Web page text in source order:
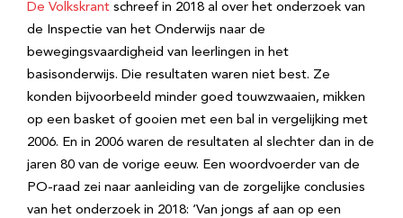
De Volkskrant schreef in 2018 al over het onderzoek van
de Inspectie van het Onderwijs naar de
bewegingsvaardigheid van leerlingen in het
basisonderwijs. Die resultaten waren niet best. Ze
konden bijvoorbeeld minder goed touwzwaaien, mikken
op een basket of gooien met een bal in vergelijking met
2006. En in 2006 waren de resultaten al slechter dan in de
jaren 80 van de vorige eeuw. Een woordvoerder van de
PO-raad zei naar aanleiding van de zorgelijke conclusies
van het onderzoek in 2018: ‘Van jongs af aan op een